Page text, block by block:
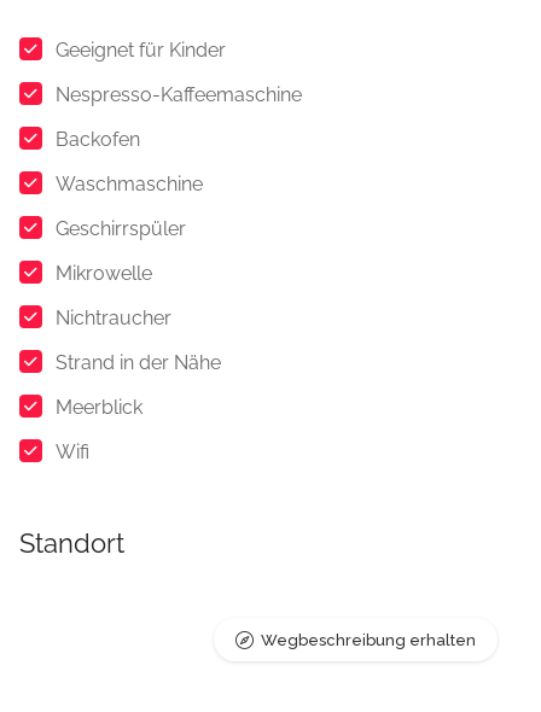
Geeignet für Kinder
Nespresso-Kaffeemaschine
Backofen
Waschmaschine
Geschirrspüler
Mikrowelle
Nichtraucher
Strand in der Nähe
Meerblick
Wifi
Standort
Wegbeschreibung erhalten